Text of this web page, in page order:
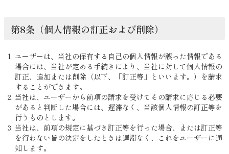
第8条（個人情報の訂正および削除）
ユーザーは、当社の保有する自己の個人情報が誤った情報である
場合には、当社が定める手続きにより、当社に対して個人情報の
訂正、追加または削除（以下、「訂正等」といいます。）を請求
することができます。
当社は、ユーザーから前項の請求を受けてその請求に応じる必要
があると判断した場合には、遅滞なく、当該個人情報の訂正等を
行うものとします。
当社は、前項の規定に基づき訂正等を行った場合、または訂正等
を行わない旨の決定をしたときは遅滞なく、これをユーザーに通
知します。